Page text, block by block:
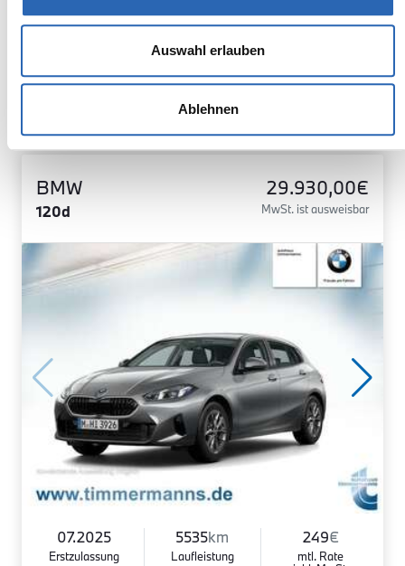
Auswahl erlauben
Ablehnen
CO2-Klasse: B
Zum Fahrzeug
BMW
120d
29.930,00€
MwSt. ist ausweisbar
07.2025
Erstzulassung
5535km
Laufleistung
249€
mtl. Rate